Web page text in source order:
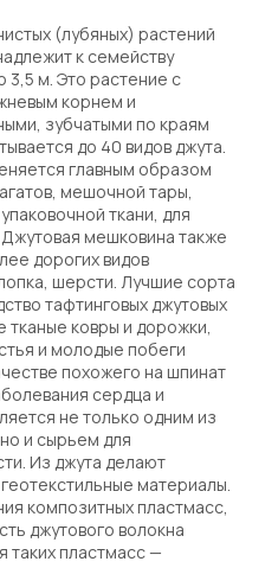
(лубяных) растений
к семейству
3,5 м. Это растение с
корнем и
зубчатыми по краям
до 40 видов джута.
главным образом
мешочной тары,
ткани, для
мешковина также
дорогих видов
шерсти. Лучшие сорта
тафтинговых джутовых
ковры и дорожки,
и молодые побеги
похожего на шпинат
сердца и
не только одним из
и сырьем для
Из джута делают
материалы.
композитных пластмасс,
джутового волокна
пластмасс —